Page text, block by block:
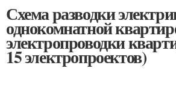
Схема разводки
однокомнатной
электропроводки
15 электропроектов)